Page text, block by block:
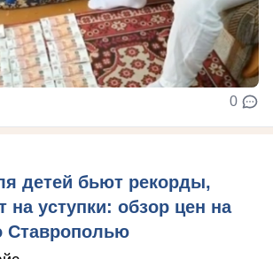
0
детей бьют рекорды,
на уступки: обзор цен на
Ставрополью